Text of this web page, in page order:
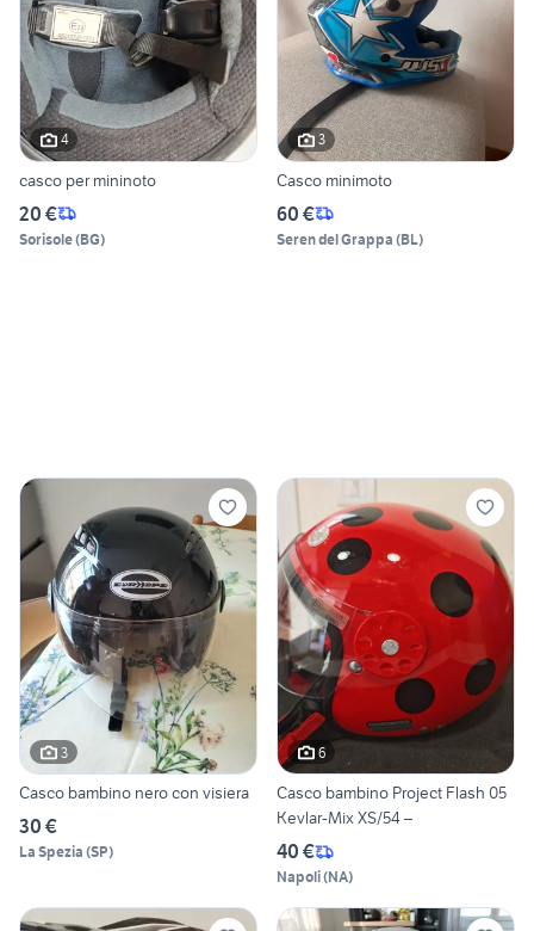
4
casco per mininoto
20 €
Sorisole(BG)
3
Casco minimoto
60 €
Seren del Grappa (BL)
3
Casco bambino nero con visiera
30 €
La Spezia (SP)
6
Casco bambino Project Flash 05
Kevlar-Mix XS/54 –
40 €
Napoli(NA)